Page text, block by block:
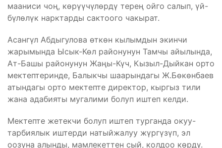
мааниси чоң, көрүүчүлөрдү терең ойго салып, үй-
бүлөлүк нарктарды сактоого чакырат.
Асангүл Абдыгулова өткөн кылымдын экинчи
жарымында Ысык-Көл районунун Тамчы айылында,
Ат-Башы районунун Жаңы-Күч, Кызыл-Дыйкан орто
мектептеринде, Балыкчы шаарындагы Ж.Бөкөнбаев
атындагы орто мектепте директор, кыргыз тили
жана адабияты мугалими болуп иштеп келди.
Мектепте жетекчи болуп иштеп турганда окуу-
тарбиялык иштерди натыйжалуу жүргүзүп, эл
оозуна алынды, мамлекеттен сый, колдоо көрдү.